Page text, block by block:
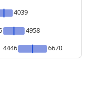
4039
4958
4446
6670